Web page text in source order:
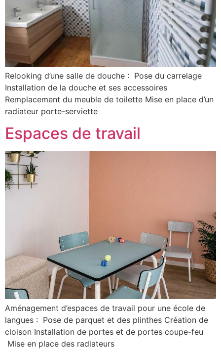
Relooking d’une salle de douche : Pose du carrelage
Installation de la douche et ses accessoires
Remplacement du meuble de toilette Mise en place d’un
radiateur porte-serviette
Espaces de travail
Aménagement d’espaces de travail pour une école de
langues : Pose de parquet et des plinthes Création de
cloison Installation de portes et de portes coupe-feu
Mise en place des radiateurs